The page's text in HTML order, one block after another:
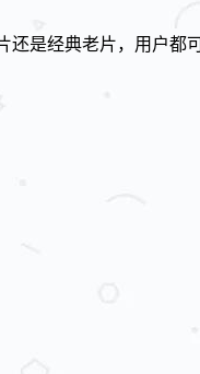
是经典老片，用户都